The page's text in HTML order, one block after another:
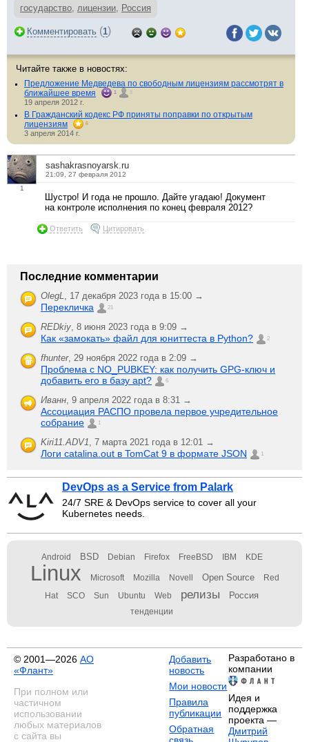
государство, лицензии, Россия
Комментировать (1)
Читайте также в новостях:
Предложение Медведева по свободным лицензиям рассмотрят в
ближайшее время
1 3
19 апреля 2012 г.
В Гражданский кодекс РФ приняты поправки по открытым
лицензиям
6
3 апреля 2014 г.
1
sashakrasnoyarsk.ru
21:09, 27 февраля 2012
Шустро! И года не прошло. Дайте угадаю! Документ
на контроле исполнения по конец февраля 2012?
Ответить Цитировать
Последние комментарии
OlegL 17 декабря 2023 года в 15:00 →
Перекличка 21
REDkiy 8 июня 2023 года в 9:09 →
Как «замокать» файл для юниттеста в Python? 2
fhunter, 29 ноября 2022 года в 2:09 →
Проблема с NO_PUBKEY: как получить GPG-ключ и
добавить его в базу apt?
6
Иванн 9 апреля 2022 года в 8:31 →
Ассоциация РАСПО провела первое учредительное
собрание
1
Kiri11.ADV1 7 марта 2021 года в 12:01 →
Логи catalina.out в TomCat 9 в формате JSON 1
DevOps as a Service from Palark
24/7 SRE & DevOps service to cover all your
Kubernetes needs.
Android BSD Debian Firefox FreeBSD IBM KDE
Linux Microsoft Mozilla Novell Open Source Red
Hat SCO Sun Ubuntu Web релизы Россия
тенденции
© 2001—2026 АО
«Флант»
При полном или
частичном
использовании
любых материалов
с сайта вы
Добавить
новость
Мои новости
Правила
публикации
Обратная
связь
Разработано в
компании
Идея и
поддержка
проекта —
Дмитрий